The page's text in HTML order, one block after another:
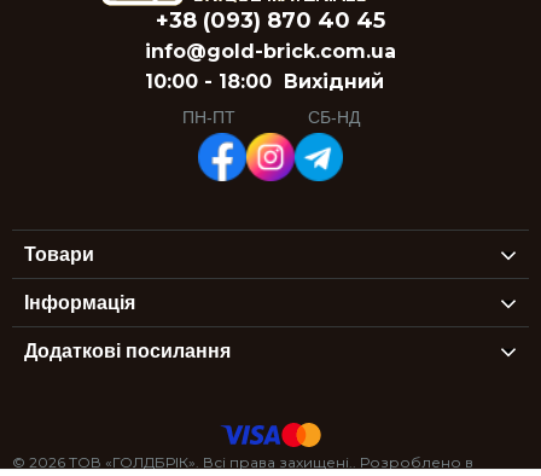
+38 (093) 870 40 45
info@gold-brick.com.ua
10:00 - 18:00
ПН-ПТ
Вихідний
СБ-НД
Товари
Інформація
Додаткові посилання
© 2026 ТОВ «ГОЛДБРІК». Всі права захищені.. Розроблено в